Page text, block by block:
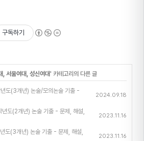
구독하기
, 서울여대, 성신여대' 카테고리의 다른 글
(3개년) 논술/모의논술 기출 -
2024.09.18
(2개년) 논술 기출 - 문제, 해설,
2023.11.16
(3개년) 논술 기출 - 문제, 해설,
2023.11.16